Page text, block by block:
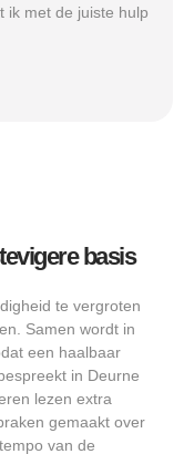
ik met de juiste hulp
basis
te vergroten
Samen wordt in
een haalbaar
in Deurne
lezen extra
gemaakt over
van de